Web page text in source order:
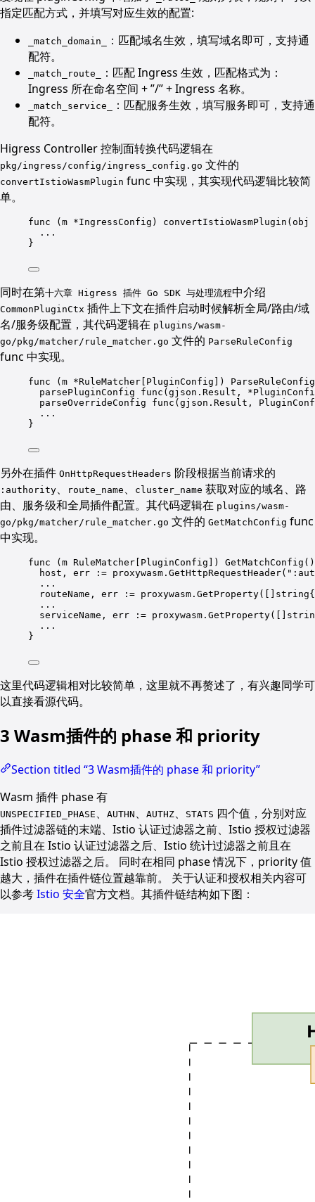
指定匹配方式，并填写对应生效的配置:
_match_domain_
：匹配域名生效，填写域名即可，支持通
配符。
_match_route_
：匹配 Ingress 生效，匹配格式为：
Ingress 所在命名空间 + ”/” + Ingress 名称。
_match_service_
：匹配服务生效，填写服务即可，支持通
配符。
Higress Controller 控制面转换代码逻辑在
pkg/ingress/config/ingress_config.go 文件的
convertIstioWasmPlugin func 中实现，其实现代码逻辑比较简
单。
func ( m *IngressConfig) convertIstioWasmPlugin ( obj
...
}
同时在第十六章 Higress 插件 Go SDK 与处理流程中介绍
CommonPluginCtx 插件上下文在插件启动时候解析全局/路由/域
名/服务级配置，其代码逻辑在 plugins/wasm-
go/pkg/matcher/rule_matcher.go 文件的 ParseRuleConfig
func 中实现。
func ( m *RuleMatcher[PluginConfig]) ParseRuleConfig
parsePluginConfig
func (gjson.Result, *
parseOverrideConfig
func (gjson.Result,
...
}
另外在插件 OnHttpRequestHeaders 阶段根据当前请求的
:authority、 route_name 、 cluster_name 获取对应的域名、路
由、服务级和全局插件配置。其代码逻辑在 plugins/wasm-
go/pkg/matcher/rule_matcher.go 文件的 GetMatchConfig func
中实现。
func ( m RuleMatcher[PluginConfig]) GetMatchConfig
host , err := proxywasm . GetHttpRequestHeader( "
...
routeName , err := proxywasm . GetProperty([] string{
...
serviceName , err := proxywasm . GetProperty([]
...
}
这里代码逻辑相对比较简单，这里就不再赘述了，有兴趣同学可
以直接看源代码。
3 Wasm插件的 phase 和 priority
Section titled “3 Wasm插件的 phase 和 priority”
Wasm 插件 phase 有
UNSPECIFIED_PHASE 、 AUTHN 、 AUTHZ、 STATS 四个值，分别对应
插件过滤器链的末端、Istio 认证过滤器之前、Istio 授权过滤器
之前且在 Istio 认证过滤器之后、Istio 统计过滤器之前且在
Istio 授权过滤器之后。 同时在相同 phase 情况下，priority 值
越大，插件在插件链位置越靠前。 关于认证和授权相关内容可
以参考Istio 安全官方文档。其插件链结构如下图：